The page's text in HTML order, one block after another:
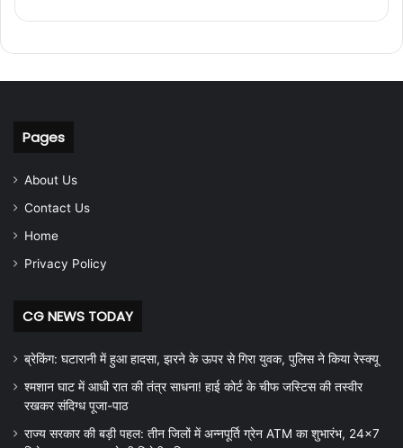
Pages
About Us
Contact Us
Home
Privacy Policy
CG NEWS TODAY
ब्रेकिंग: घटारानी में हुआ हादसा, झरने के ऊपर से गिरा युवक, पुलिस ने किया रेस्क्यू
श्मशान घाट में आधी रात की तंत्र साधना! हाई कोर्ट के चीफ जस्टिस की तस्वीर
रखकर संदिग्ध पूजा-पाठ
राज्य सरकार की बड़ी पहल: तीन जिलों में अन्नपूर्ति ग्रेन ATM का शुभारंभ, 24×7